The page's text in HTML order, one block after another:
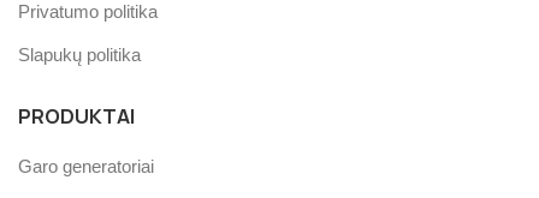
Privatumo politika
Slapukų politika
PRODUKTAI
Garo generatoriai